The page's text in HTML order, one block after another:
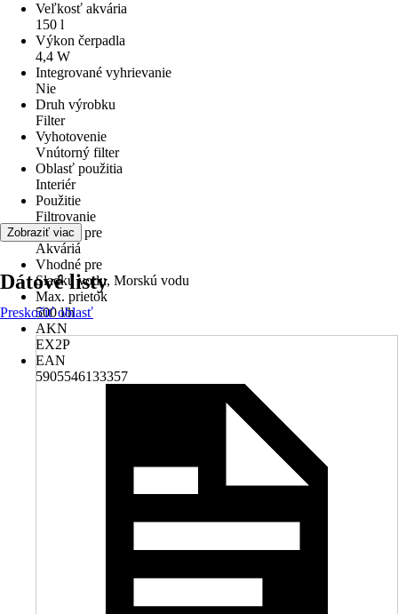
Veľkosť akvária
150 l
Výkon čerpadla
4,4 W
Integrované vyhrievanie
Nie
Druh výrobku
Filter
Vyhotovenie
Vnútorný filter
Oblasť použitia
Interiér
Použitie
Filtrovanie
Vhodné pre
Akváriá
Vhodné pre
Sladkú vodu, Morskú vodu
Max. prietok
500 l/h
AKN
EX2P
EAN
5905546133357
Zobraziť viac
Dátové listy
Preskočiť oblasť